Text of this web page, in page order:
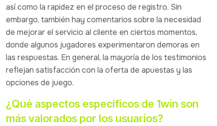
así como la rapidez en el proceso de registro. Sin
embargo, también hay comentarios sobre la necesidad
de mejorar el servicio al cliente en ciertos momentos,
donde algunos jugadores experimentaron demoras en
las respuestas. En general, la mayoría de los testimonios
reflejan satisfacción con la oferta de apuestas y las
opciones de juego.
¿Qué aspectos específicos de 1win son
más valorados por los usuarios?